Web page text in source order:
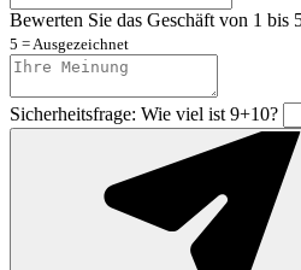
Bewerten Sie das Geschäft von 1 bis
5 = Ausgezeichnet
Sicherheitsfrage: Wie viel ist 9+10?